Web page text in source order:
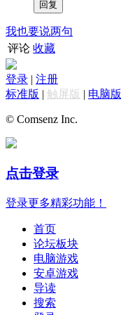
我也要说两句
评论 收藏
登录 | 注册
标准版 | 触屏版 | 电脑版
© Comsenz Inc.
点击登录
登录更多精彩功能！
首页
论坛板块
电脑游戏
安卓游戏
导读
搜索